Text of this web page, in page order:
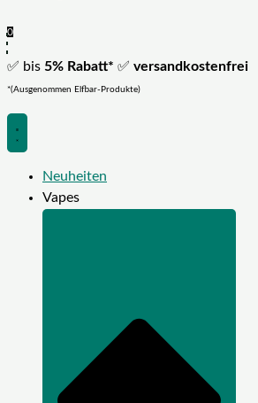
0
✅ bis 5% Rabatt* ✅ versandkostenfrei
*(Ausgenommen Elfbar-Produkte)
Neuheiten
Vapes